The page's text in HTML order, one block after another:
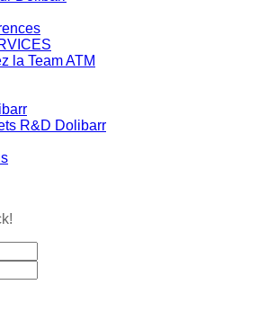
la Team ATM
R&D Dolibarr